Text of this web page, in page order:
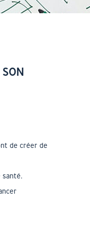
de créer de
santé.